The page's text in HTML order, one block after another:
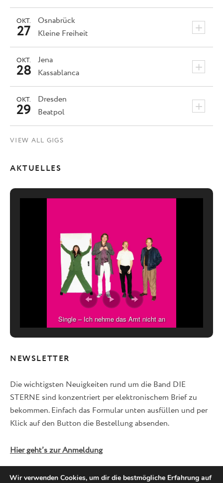
Osnabrück +
OKT.
27 Kleine Freiheit
Jena +
OKT.
28 Kassablanca
Dresden +
OKT.
29 Beatpol
VIEW ALL GIGS
AKTUELLES
Single – Ich nehme das Amt nicht an
NEWSLETTER
Die wichtigsten Neuigkeiten rund um die Band DIE
STERNE sind konzentriert per elektronischem Brief zu
bekommen. Einfach das Formular unten ausfüllen und per
Klick auf den Button die Bestellung absenden.
Hier geht’s zur Anmeldung
Wir verwenden Cookies, um dir die bestmögliche Erfahrung auf